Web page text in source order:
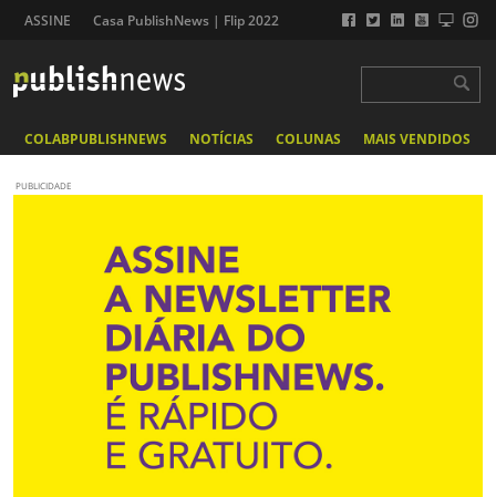
ASSINE Casa PublishNews | Flip 2022
COLABPUBLISHNEWS NOTÍCIAS COLUNAS MAIS VENDIDOS
PUBLICIDADE